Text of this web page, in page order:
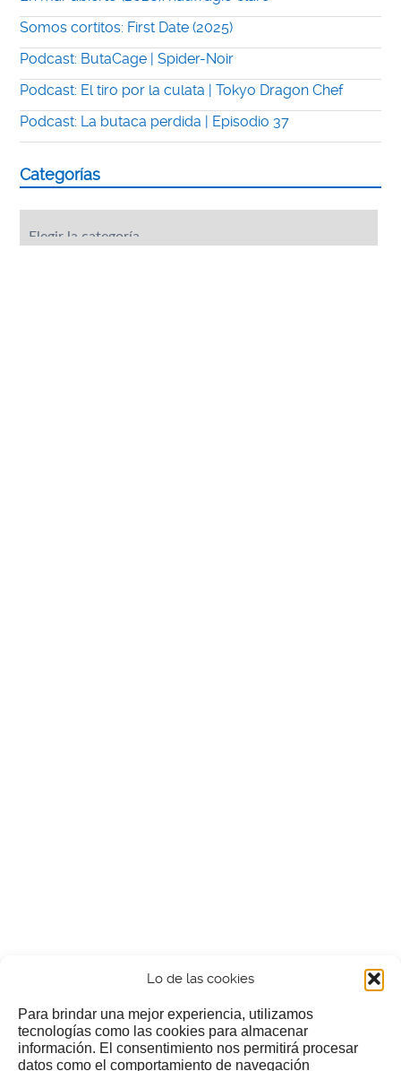
Lo de las cookies
Para brindar una mejor experiencia, utilizamos
tecnologías como las cookies para almacenar
información. El consentimiento nos permitirá procesar
datos como el comportamiento de navegación
Somos cortitos: First Date (2025)
Podcast: ButaCage | Spider-Noir
Podcast: El tiro por la culata | Tokyo Dragon Chef
Podcast: La butaca perdida | Episodio 37
Categorías
¿Nos invitas a un cafecillo?